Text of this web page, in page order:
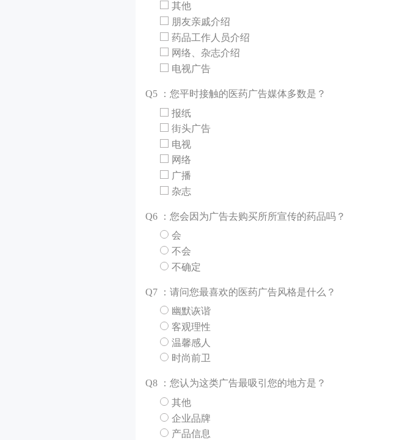
其他
朋友亲戚介绍
药品工作人员介绍
网络、杂志介绍
电视广告
Q5 ：您平时接触的医药广告媒体多数是？
报纸
街头广告
电视
网络
广播
杂志
Q6 ：您会因为广告去购买所所宣传的药品吗？
会
不会
不确定
Q7 ：请问您最喜欢的医药广告风格是什么？
幽默诙谐
客观理性
温馨感人
时尚前卫
Q8 ：您认为这类广告最吸引您的地方是？
其他
企业品牌
产品信息